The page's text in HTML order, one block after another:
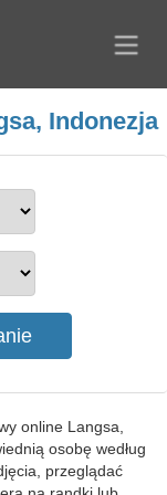
Indonezja
online Langsa,
osobę według
przeglądać